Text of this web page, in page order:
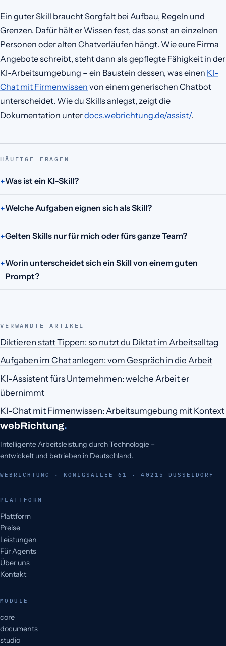
Ein guter Skill braucht Sorgfalt bei Aufbau, Regeln und
Grenzen. Dafür hält er Wissen fest, das sonst an einzelnen
Personen oder alten Chatverläufen hängt. Wie eure Firma
Angebote schreibt, steht dann als gepflegte Fähigkeit in der
KI-Arbeitsumgebung – ein Baustein dessen, was einen KI-
Chat mit Firmenwissen von einem generischen Chatbot
unterscheidet. Wie du Skills anlegst, zeigt die
Dokumentation unterdocs.webrichtung.de/assist/.
HÄUFIGE FRAGEN
Was ist ein KI-Skill?
Welche Aufgaben eignen sich als Skill?
Gelten Skills nur für mich oder fürs ganze Team?
Worin unterscheidet sich ein Skill von einem guten
Prompt?
VERWANDTE ARTIKEL
Diktieren statt Tippen: so nutzt du Diktat im Arbeitsalltag
Aufgaben im Chat anlegen: vom Gespräch in die Arbeit
KI-Assistent fürs Unternehmen: welche Arbeit er
übernimmt
KI-Chat mit Firmenwissen: Arbeitsumgebung mit Kontext
webRichtung.
Intelligente Arbeitsleistung durch Technologie –
entwickelt und betrieben in Deutschland.
WEBRICHTUNG · KÖNIGSALLEE 61 · 40215 DÜSSELDORF
PLATTFORM
Plattform
Preise
Leistungen
Für Agents
Über uns
Kontakt
MODULE
core
documents
studio